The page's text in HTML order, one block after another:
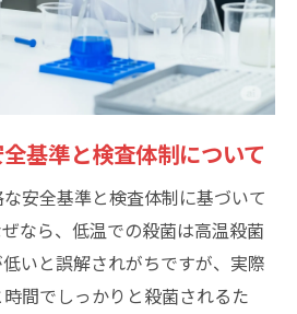
基準と検査体制について
安全基準と検査体制に基づいて
なら、低温での殺菌は高温殺菌
いと誤解されがちですが、実際
間でしっかりと殺菌されるた